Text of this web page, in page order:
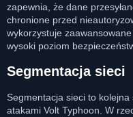
zapewnia, że dane
chronione przed
wykorzystuje
wysoki poziom
Segmentacja sieci
Segmentacja sieci to
atakami Volt Typhoon. W